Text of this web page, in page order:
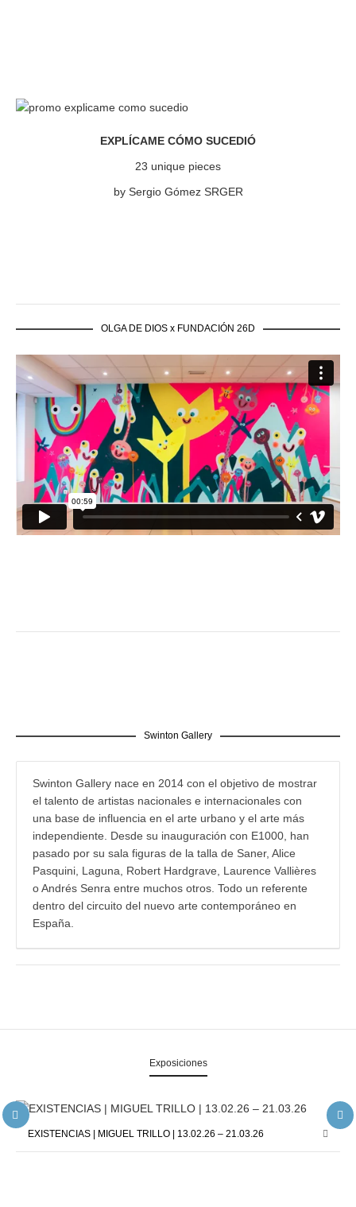
EXPLÍCAME CÓMO SUCEDIÓ
23 unique pieces
by Sergio Gómez SRGER
OLGA DE DIOS x FUNDACIÓN 26D
Swinton Gallery
Swinton Gallery nace en 2014 con el objetivo de mostrar
el talento de artistas nacionales e internacionales con
una base de influencia en el arte urbano y el arte más
independiente. Desde su inauguración con E1000, han
pasado por su sala figuras de la talla de Saner, Alice
Pasquini, Laguna, Robert Hardgrave, Laurence Vallières
o Andrés Senra entre muchos otros. Todo un referente
dentro del circuito del nuevo arte contemporáneo en
España.
Exposiciones
EXISTENCIAS | MIGUEL TRILLO | 13.02.26 – 21.03.26